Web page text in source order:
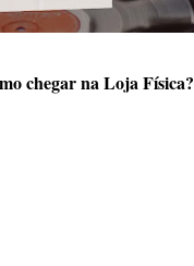
chegar na Loja Física?